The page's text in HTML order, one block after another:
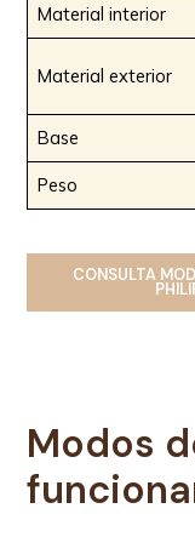
Material interior
Material exterior
Base
Peso
CONSULTA
Modos